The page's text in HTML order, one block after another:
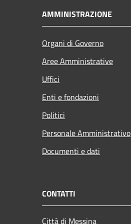
AMMINISTRAZIONE
Organi di Governo
Aree Amministrative
Uffici
Enti e fondazioni
Politici
Personale Amministrativo
Documenti e dati
CONTATTI
Città di Messina